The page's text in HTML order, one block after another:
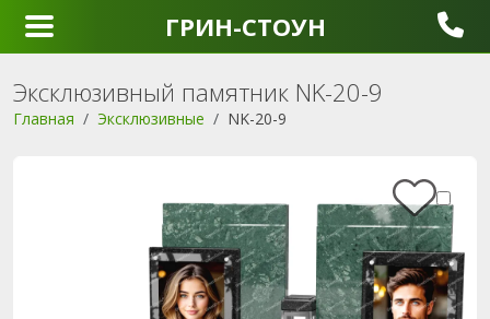
ГРИН-СТОУН
Эксклюзивный памятник NK-20-9
Главная Эксклюзивные NK-20-9